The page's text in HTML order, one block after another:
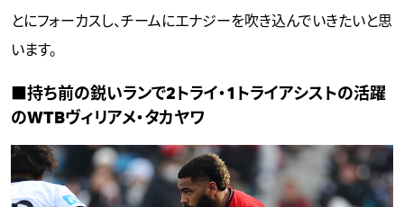
とにフォーカスし、チームにエナジーを吹き込んでいきたいと思
います。
■持ち前の鋭いランで2トライ・1トライアシストの活躍
のWTBヴィリアメ・タカヤワ